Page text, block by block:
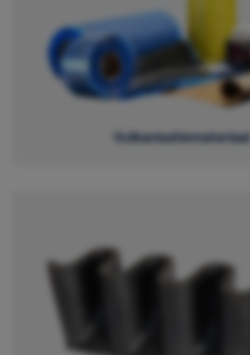
Vulkanisatiemateriaal